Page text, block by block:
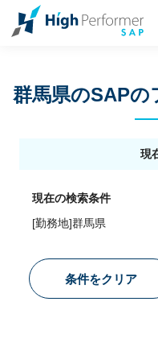
群馬県のSAPの
現
現在の検索条件
[勤務地]群馬県
条件をクリア